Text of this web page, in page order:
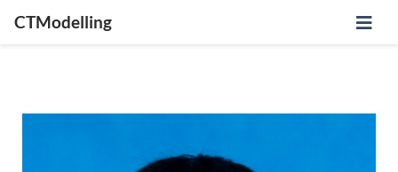
CTModelling